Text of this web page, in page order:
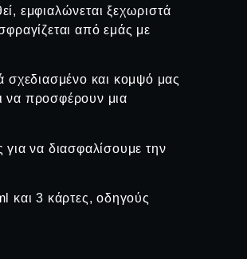
εμφιαλώνεται ξεχωριστά
από εμάς με
σχεδιασμένο και κομψό μας
να προσφέρουν μια
για να διασφαλίσουμε την
και 3 κάρτες, οδηγούς